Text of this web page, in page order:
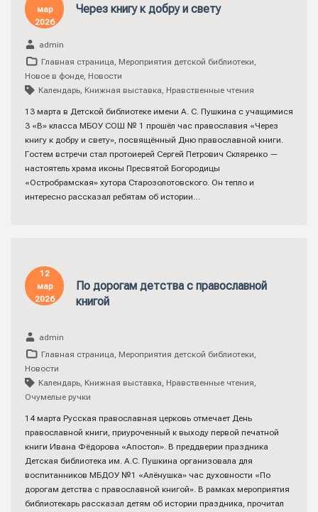
мар
2026
Через книгу к добру и свету
admin
Главная страница, Мероприятия детской библиотеки,
Новое в фонде, Новости
Календарь, Книжная выставка, Нравственные чтения
13 марта в Детской библиотеке имени А. С. Пушкина с учащимися
3 «В» класса МБОУ СОШ № 1 прошёл час православия «Через
книгу к добру и свету», посвящённый Дню православной книги.
Гостем встречи стал протоиерей Сергей Петрович Скляренко —
настоятель храма иконы Пресвятой Богородицы
«Остробрамская» хутора Старозолотовского. Он тепло и
интересно рассказал ребятам об истории…
12
мар
2026
По дорогам детства с православной
книгой
admin
Главная страница, Мероприятия детской библиотеки,
Новости
Календарь, Книжная выставка, Нравственные чтения,
Очумелые ручки
14 марта Русская православная церковь отмечает День
православной книги, приуроченный к выходу первой печатной
книги Ивана Фёдорова «Апостол». В преддверии праздника
Детская библиотека им. А.С. Пушкина организовала для
воспитанников МБДОУ №1 «Алёнушка» час духовности «По
дорогам детства с православной книгой». В рамках мероприятия
библиотекарь рассказал детям об истории праздника, прочитал